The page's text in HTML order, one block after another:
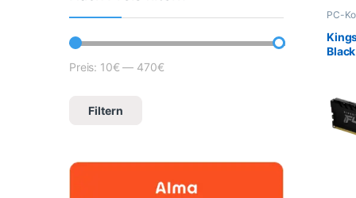
PC-
Mindestpreis
Höchstpreis
Filtern
Preis: 10€ — 470€